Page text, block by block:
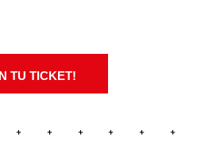
TU TICKET!